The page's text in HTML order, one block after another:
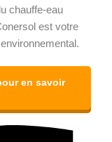
chauffe-eau
est votre
en savoir